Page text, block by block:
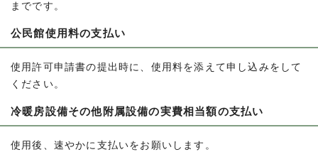
までです。
公民館使用料の支払い
使用許可申請書の提出時に、使用料を添えて申し込みをして
ください。
冷暖房設備その他附属設備の実費相当額の支払い
使用後、速やかに支払いをお願いします。